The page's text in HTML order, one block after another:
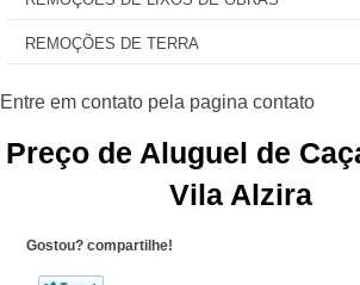
REMOÇÕES DE TERRA
Preço de Aluguel de
Vila Alzira
Gostou? compartilhe!